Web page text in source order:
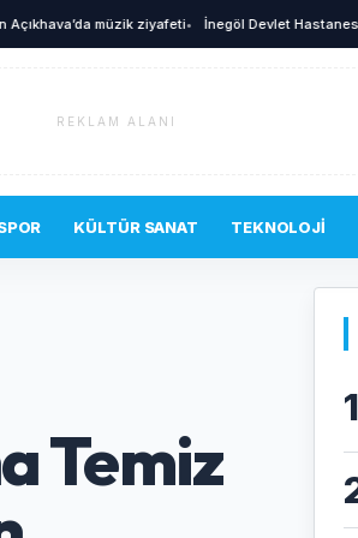
müzik ziyafeti• İnegöl Devlet Hastanesi acil
REKLAM ALANI
KÜLTÜR SANAT TEKNOLOJI
Temiz
1